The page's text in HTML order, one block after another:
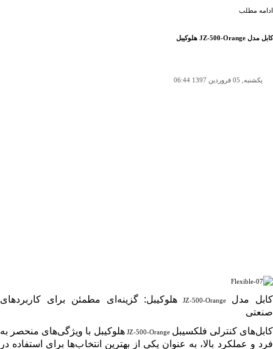
ادامه مطلب
کابل مدل JZ-500-Orange هلوکیبل
یکشنبه, 05 فروردين 1397 06:44
کابل مدل JZ-500-Orange هلوکیبل: گزینه‌ای مطمئن برای کاربردهای
صنعتی
کابل‌های کنترلی فلکسیبل JZ-500-Orangeهلوکیبل با ویژگی‌های منحصر به
فرد و عملکرد بالا، به عنوان یکی از بهترین انتخاب‌ها برای استفاده در